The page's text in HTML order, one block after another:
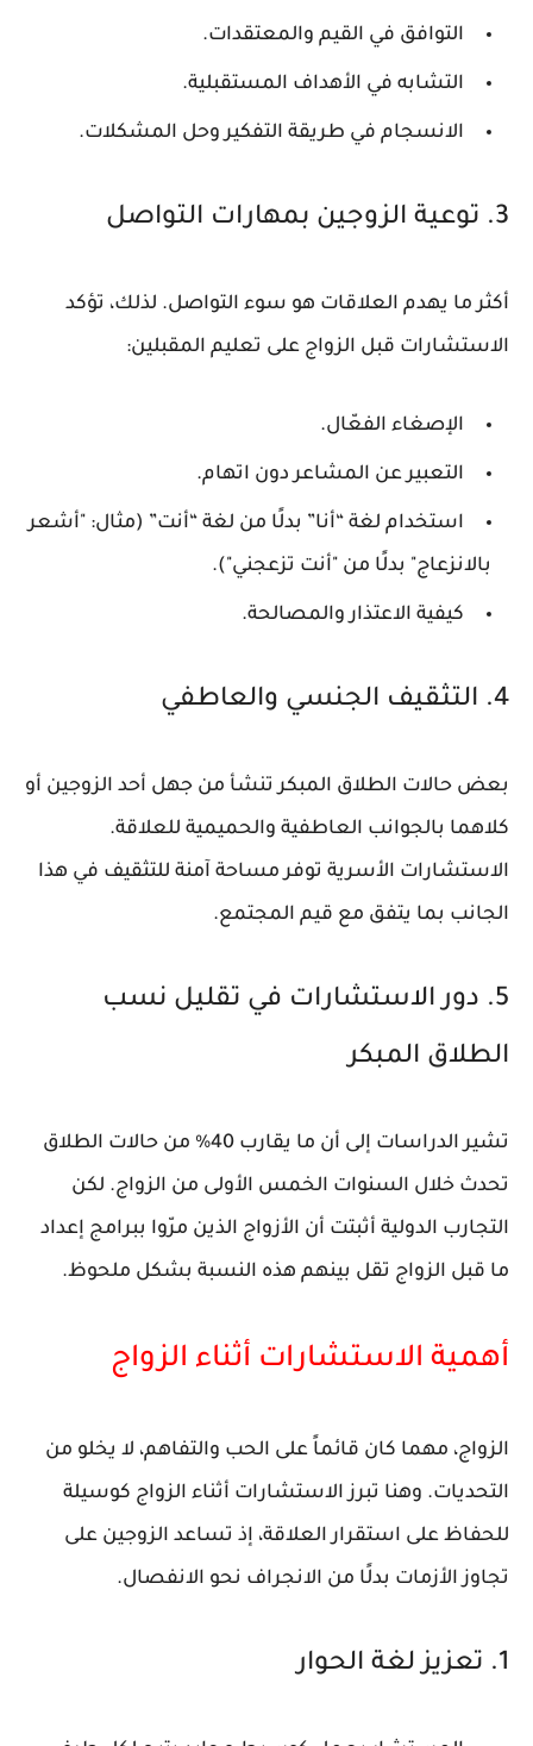
التوافق في القيم والمعتقدات.
التشابه في الأهداف المستقبلية.
الانسجام في طريقة التفكير وحل المشكلات.
3. توعية الزوجين بمهارات التواصل
أكثر ما يهدم العلاقات هو سوء التواصل. لذلك، تؤكد
الاستشارات قبل الزواج على تعليم المقبلين:
الإصغاء الفعّال.
التعبير عن المشاعر دون اتهام.
استخدام لغة “أنا” بدلًا من لغة “أنت” (مثال: "أشعر
بالانزعاج" بدلًا من "أنت تزعجني").
كيفية الاعتذار والمصالحة.
4. التثقيف الجنسي والعاطفي
بعض حالات الطلاق المبكر تنشأ من جهل أحد الزوجين أو
كلاهما بالجوانب العاطفية والحميمية للعلاقة.
الاستشارات الأسرية توفر مساحة آمنة للتثقيف في هذا
الجانب بما يتفق مع قيم المجتمع.
5. دور الاستشارات في تقليل نسب
الطلاق المبكر
تشير الدراسات إلى أن ما يقارب 40% من حالات الطلاق
تحدث خلال السنوات الخمس الأولى من الزواج. لكن
التجارب الدولية أثبتت أن الأزواج الذين مرّوا ببرامج إعداد
ما قبل الزواج تقل بينهم هذه النسبة بشكل ملحوظ.
أهمية الاستشارات أثناء الزواج
الزواج، مهما كان قائماً على الحب والتفاهم، لا يخلو من
التحديات. وهنا تبرز الاستشارات أثناء الزواج كوسيلة
للحفاظ على استقرار العلاقة، إذ تساعد الزوجين على
تجاوز الأزمات بدلًا من الانجراف نحو الانفصال.
1. تعزيز لغة الحوار